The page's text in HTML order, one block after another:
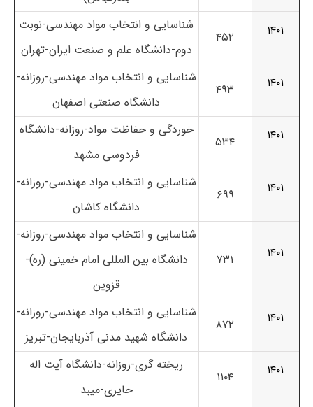
۱۴۰۱
۴۵۲
شناسایی و انتخاب مواد مهندسی-نوبت
دوم-دانشگاه علم و صنعت ایران-تهران
۱۴۰۱
۴۹۳
شناسایی و انتخاب مواد مهندسی-روزانه-
دانشگاه صنعتی اصفهان
۱۴۰۱
۵۳۴
خوردگی و حفاظت مواد-روزانه-دانشگاه
فردوسی مشهد
۱۴۰۱
۶۹۹
شناسایی و انتخاب مواد مهندسی-روزانه-
دانشگاه کاشان
۱۴۰۱ ۷۳۱
شناسایی و انتخاب مواد مهندسی-روزانه-
دانشگاه بین المللی امام خمینی (ره)-
قزوین
۱۴۰۱
۸۷۲
شناسایی و انتخاب مواد مهندسی-روزانه-
دانشگاه شهید مدنی آذربایجان-تبریز
۱۴۰۱
۱۱۰۴
ریخته گری-روزانه-دانشگاه آیت اله
حایری-میبد